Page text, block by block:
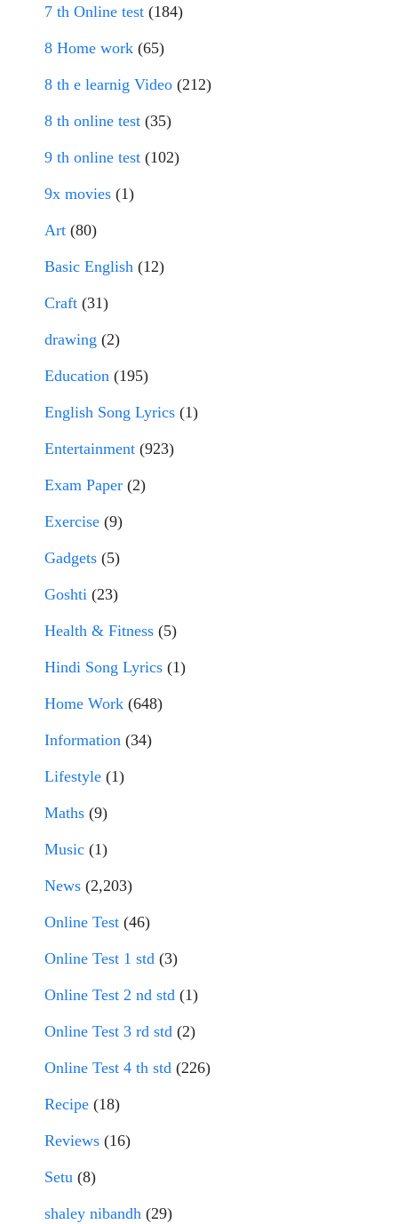
7 th Online test (184)
8 Home work (65)
8 th e learnig Video (212)
8 th online test (35)
9 th online test (102)
9x movies (1)
Art (80)
Basic English (12)
Craft (31)
drawing (2)
Education (195)
English Song Lyrics (1)
Entertainment (923)
Exam Paper (2)
Exercise (9)
Gadgets (5)
Goshti (23)
Health & Fitness (5)
Hindi Song Lyrics (1)
Home Work (648)
Information (34)
Lifestyle (1)
Maths (9)
Music (1)
News (2,203)
Online Test (46)
Online Test 1 std (3)
Online Test 2 nd std (1)
Online Test 3 rd std (2)
Online Test 4 th std (226)
Recipe (18)
Reviews (16)
Setu (8)
shaley nibandh (29)